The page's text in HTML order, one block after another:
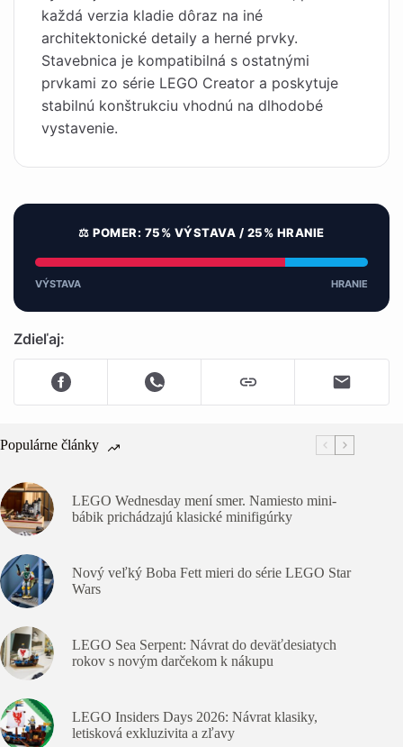
každá verzia kladie dôraz na iné
architektonické detaily a herné prvky.
Stavebnica je kompatibilná s ostatnými
prvkami zo série LEGO Creator a poskytuje
stabilnú konštrukciu vhodnú na dlhodobé
vystavenie.
⚖️ POMER: 75% VÝSTAVA / 25% HRANIE
VÝSTAVA HRANIE
Zdieľaj:
Populárne články
LEGO Wednesday mení smer. Namiesto mini-
bábik prichádzajú klasické minifigúrky
Nový veľký Boba Fett mieri do série LEGO Star
Wars
LEGO Sea Serpent: Návrat do deväťdesiatych
rokov s novým darčekom k nákupu
LEGO Insiders Days 2026: Návrat klasiky,
letisková exkluzivita a zľavy